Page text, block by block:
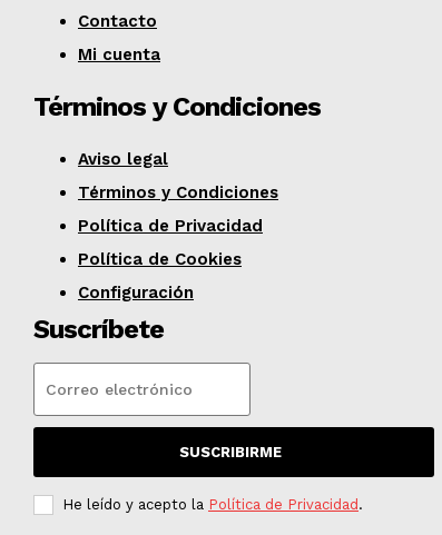
Contacto
Mi cuenta
Términos y Condiciones
Aviso legal
Términos y Condiciones
Política de Privacidad
Política de Cookies
Configuración
Suscríbete
SUSCRIBIRME
He leído y acepto la Política de Privacidad .